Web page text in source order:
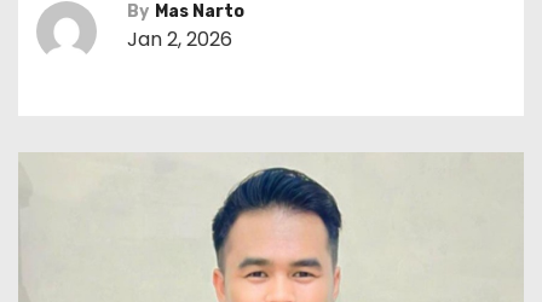
By Mas Narto
Jan 2, 2026